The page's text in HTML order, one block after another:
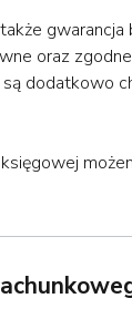
oraz zgodne
dodatkowo